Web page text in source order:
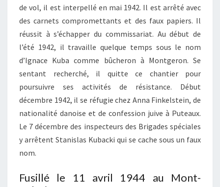
de vol, il est interpellé en mai 1942. Il est arrêté avec
des carnets compromettants et des faux papiers. Il
réussit à s’échapper du commissariat. Au début de
l’été 1942, il travaille quelque temps sous le nom
d’Ignace Kuba comme bûcheron à Montgeron. Se
sentant recherché, il quitte ce chantier pour
poursuivre ses activités de résistance. Début
décembre 1942, il se réfugie chez Anna Finkelstein, de
nationalité danoise et de confession juive à Puteaux.
Le 7 décembre des inspecteurs des Brigades spéciales
y arrêtent Stanislas Kubacki qui se cache sous un faux
nom.
Fusillé le 11 avril 1944 au Mont-